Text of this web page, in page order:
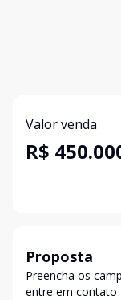
Valor venda
R$
Proposta
Preencha os
entre em contato